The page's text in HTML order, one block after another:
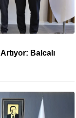
Balcalı